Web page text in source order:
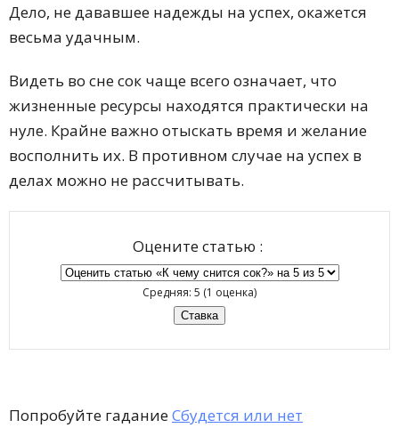
Дело, не дававшее надежды на успех, окажется
весьма удачным.
Видеть во сне сок чаще всего означает, что
жизненные ресурсы находятся практически на
нуле. Крайне важно отыскать время и желание
восполнить их. В противном случае на успех в
делах можно не рассчитывать.
Оцените статью :
Средняя: 5 (1 оценка)
Попробуйте гаданиеСбудется или нет